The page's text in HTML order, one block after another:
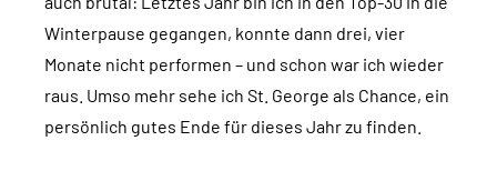
Winterpause gegangen, konnte dann drei, vier
Monate nicht performen – und schon war ich wieder
raus. Umso mehr sehe ich St. George als Chance, ein
persönlich gutes Ende für dieses Jahr zu finden.